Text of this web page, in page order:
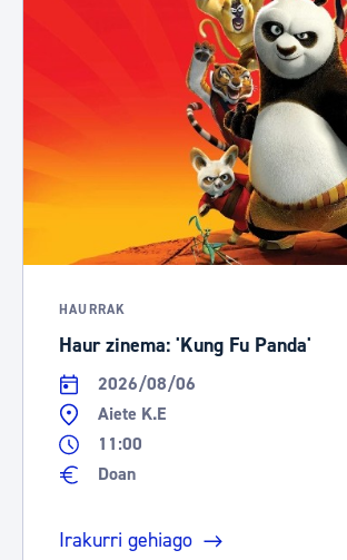
HAURRAK
Haur zinema: 'Kung Fu Panda'
2026/08/06
Aiete K.E
11:00
Doan
Irakurri gehiago